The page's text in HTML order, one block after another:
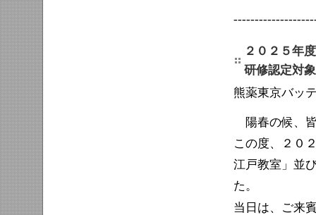
２０２５年
研修認定対
熊薬東京バッ
陽春の候、
この度、２０
江戸教室」並
た。
当日は、
ご来